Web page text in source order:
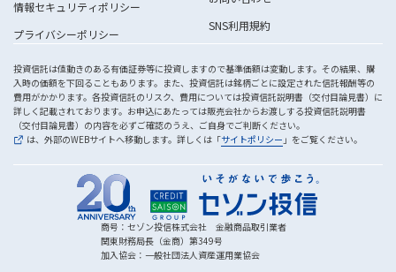
情報セキュリティポリシー
プライバシーポリシー
SNS利用規約
投資信託は値動きのある有価証券等に投資しますので基準価額は変動します。その結果、購
入時の価額を下回ることもあります。また、投資信託は銘柄ごとに設定された信託報酬等の
費用がかかります。各投資信託のリスク、費用については投資信託説明書（交付目論見書）に
詳しく記載されております。お申込にあたっては販売会社からお渡しする投資信託説明書
（交付目論見書）の内容を必ずご確認のうえ、ご自身でご判断ください。
は、外部のWEBサイトへ移動します。詳しくは「サイトポリシー 」をご覧ください。
商号：セゾン投信株式会社 金融商品取引業者
関東財務局長（金商）第349号
加入協会：一般社団法人資産運用業協会